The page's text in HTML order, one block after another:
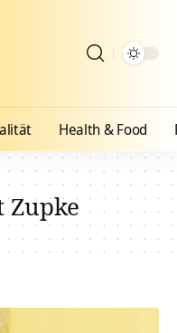
Health & Food
Zupke